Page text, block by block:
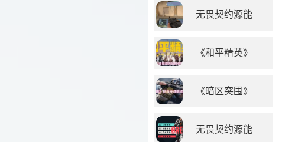
无畏契约源能
《和平精英》
《暗区突围》
无畏契约源能